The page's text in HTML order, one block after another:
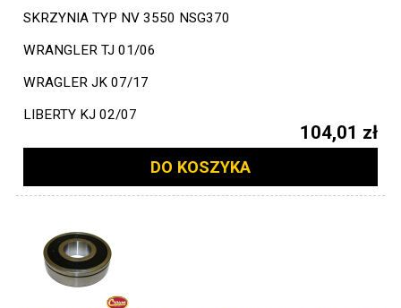
SKRZYNIA TYP NV 3550 NSG370
WRANGLER TJ 01/06
WRAGLER JK 07/17
LIBERTY KJ 02/07
104,01 zł
DO KOSZYKA